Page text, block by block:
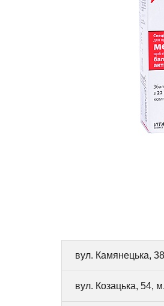
вул. Камянецька,
вул. Козацька, 54,